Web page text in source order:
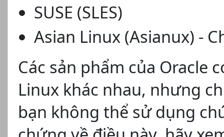
SUSE (SLES)
Asian Linux (Asianux) -
Các sản phẩm của Oracle
Linux khác nhau, nhưng
bạn không thể sử dụng